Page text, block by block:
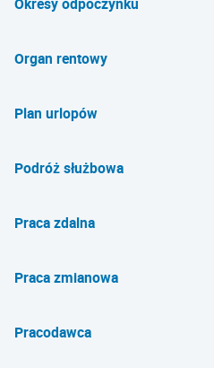
Organ rentowy
Plan urlopów
Podróż służbowa
Praca zdalna
Praca zmianowa
Pracodawca